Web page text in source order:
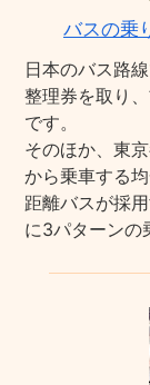
バスの乗
日本のバス路
整理券を取り
です。
そのほか、東
から乗車する
距離バスが採
に3パターンの